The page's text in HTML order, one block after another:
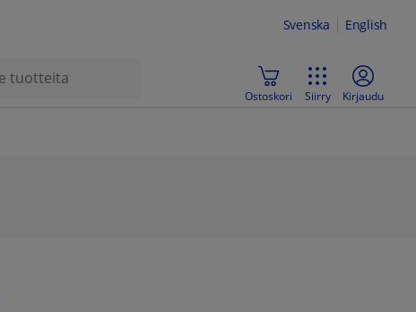
Svenska English
Ostoskori Siirry Kirjaudu